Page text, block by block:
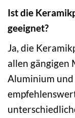
Ist die
geeignet?
Ja, die
allen gängigen
Aluminium und